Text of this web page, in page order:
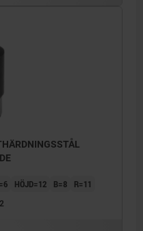
HÖJD=12 B=8 R=11